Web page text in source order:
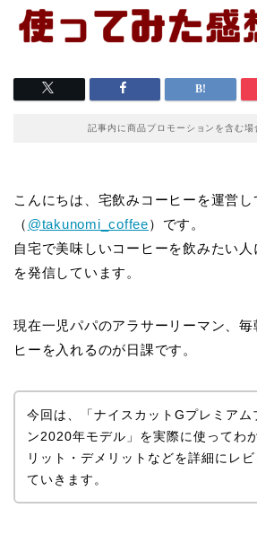
記事内に商品プロモーションを含む場
こんにちは、宅飲みコーヒーを運営し
（ @takunomi_coffee）です。
自宅で美味しいコーヒーを飲みたい
を発信しています。
現在一児パパのアラサーリーマン、
ヒーを入れるのが日課です。
今回は、「ナイスカットGプレミアム
ン2020年モデル」を実際に使ってわ
リット・デメリットなどを詳細にレビ
ていきます。